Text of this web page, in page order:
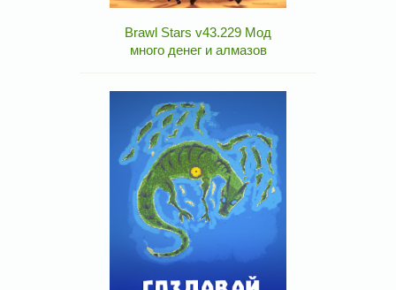
Brawl Stars v43.229 Мод
много денег и алмазов